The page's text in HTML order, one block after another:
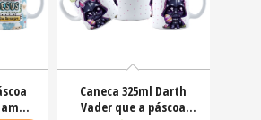
Caneca 325ml Darth
Vader que a páscoa